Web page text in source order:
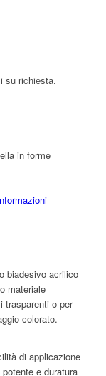
su richiesta.
in forme
biadesivo acrilico
materiale
trasparenti o per
colorato.
di applicazione
e duratura